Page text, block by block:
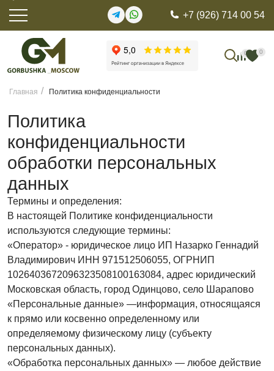
+7 (926) 714 00 54
0 0
Главная Политика конфиденциальности
Политика
конфиденциальности
обработки персональных
данных
Термины и определения:
В настоящей Политике конфиденциальности
используются следующие термины:
«Оператор» - юридическое лицо ИП Назарко Геннадий
Владимирович ИНН 971512506055, ОГРНИП
1026403672096323508100163084, адрес юридический
Московская область, город Одинцово, село Шарапово
«Персональные данные» —информация, относящаяся
к прямо или косвенно определенному или
определяемому физическому лицу (субъекту
персональных данных).
«Обработка персональных данных» — любое действие